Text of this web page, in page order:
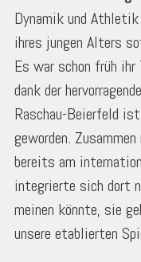
Dynamik und
ihres jungen Alters
Es war schon früh ihr
dank der
Raschau-Beierfeld
geworden.
bereits am
integrierte sich dort
meinen könnte, sie
unsere etablierten